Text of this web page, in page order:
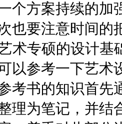
个方案持续的
也要注意时间的
术专硕的设计
以参考一下艺术
考书的知识首先
理为笔记，并结